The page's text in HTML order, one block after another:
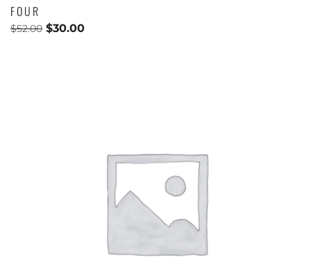
FOUR
$52.00 $30.00